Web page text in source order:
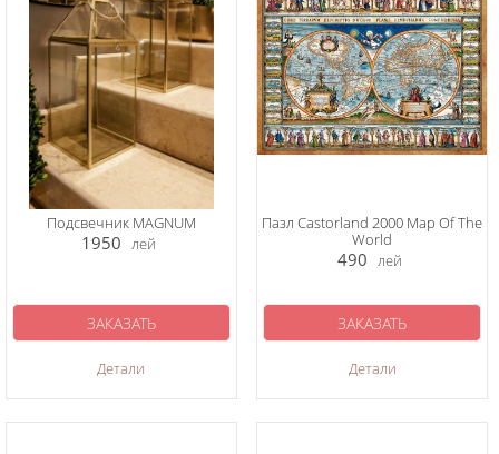
Подсвечник MAGNUM
1950 лей
Детали
ЗАКАЗАТЬ
Пазл Castorland 2000 Map Of The
World
490 лей
Детали
ЗАКАЗАТЬ